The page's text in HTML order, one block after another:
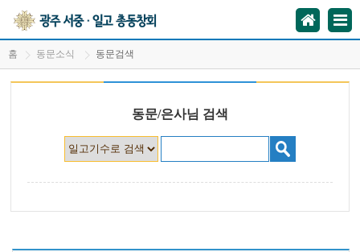
홈 동문소식 동문검색
동문/은사님 검색